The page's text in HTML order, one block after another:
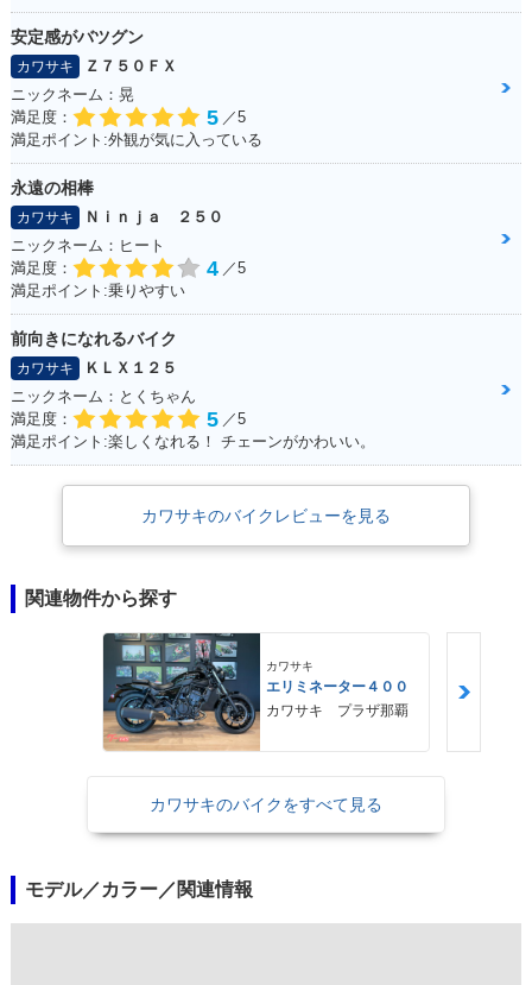
安定感がバツグン
カワサキ
Ｚ７５０ＦＸ
ニックネーム：晃
満足度：
5 ／5
満足ポイント:外観が気に入っている
永遠の相棒
カワサキ
Ｎｉｎｊａ ２５０
ニックネーム：ヒート
満足度：
4 ／5
満足ポイント:乗りやすい
前向きになれるバイク
カワサキ
ＫＬＸ１２５
ニックネーム：とくちゃん
満足度：
5 ／5
満足ポイント:楽しくなれる！ チェーンがかわいい。
カワサキのバイクレビューを見る
関連物件から探す
カワサキ
エリミネーター４００
カワサキ プラザ那覇
カワサキのバイクをすべて見る
モデル／カラー／関連情報